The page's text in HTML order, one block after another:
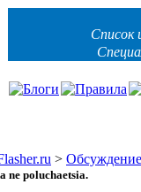
Список
> Обсуждение
ne poluchaetsia.